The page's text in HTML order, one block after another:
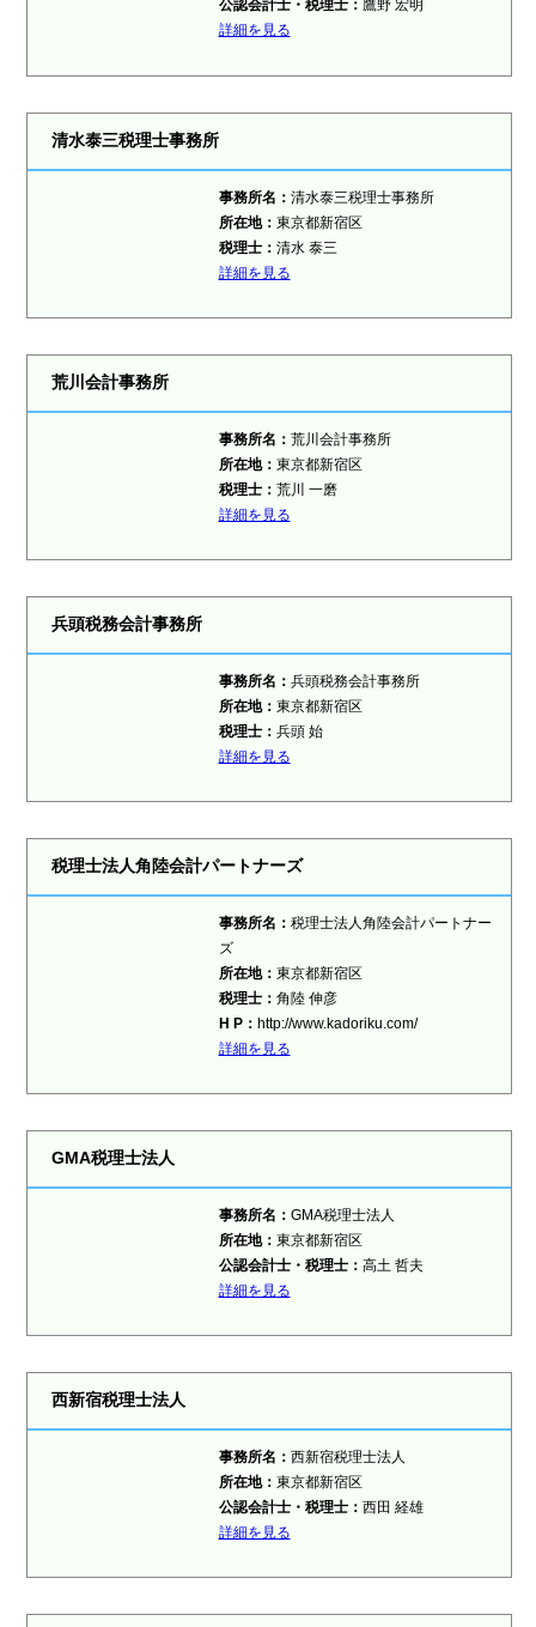
公認会計士・税理士： 鷹野 宏明
詳細を見る
清水泰三税理士事務所
事務所名： 清水泰三税理士事務所
所在地： 東京都新宿区
税理士： 清水 泰三
詳細を見る
荒川会計事務所
事務所名： 荒川会計事務所
所在地： 東京都新宿区
税理士： 荒川 一磨
詳細を見る
兵頭税務会計事務所
事務所名： 兵頭税務会計事務所
所在地： 東京都新宿区
税理士： 兵頭 始
詳細を見る
税理士法人角陸会計パートナーズ
事務所名： 税理士法人角陸会計パートナー
ズ
所在地： 東京都新宿区
税理士： 角陸 伸彦
H P： http://www.kadoriku.com/
詳細を見る
GMA税理士法人
事務所名： GMA税理士法人
所在地： 東京都新宿区
公認会計士・税理士： 高土 哲夫
詳細を見る
西新宿税理士法人
事務所名： 西新宿税理士法人
所在地： 東京都新宿区
公認会計士・税理士： 西田 経雄
詳細を見る